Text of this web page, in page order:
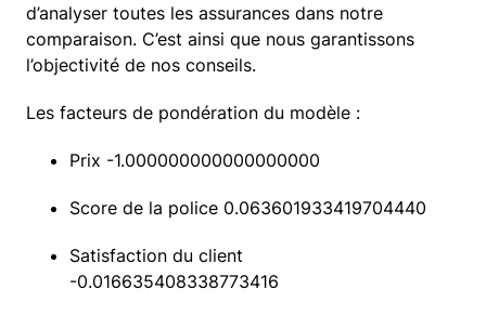
d’analyser toutes les assurances dans notre
comparaison. C’est ainsi que nous garantissons
l’objectivité de nos conseils.
Les facteurs de pondération du modèle :
Prix -1.000000000000000000
Score de la police 0.063601933419704440
Satisfaction du client ​
-0.016635408338773416